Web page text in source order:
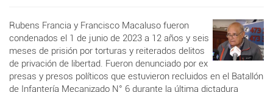
Rubens Francia y Francisco Macaluso fueron
condenados el 1 de junio de 2023 a 12 años y seis
meses de prisión por torturas y reiterados delitos
de privación de libertad. Fueron denunciado por ex
presas y presos políticos que estuvieron recluidos en el Batallón
de Infantería Mecanizado N° 6 durante la última dictadura